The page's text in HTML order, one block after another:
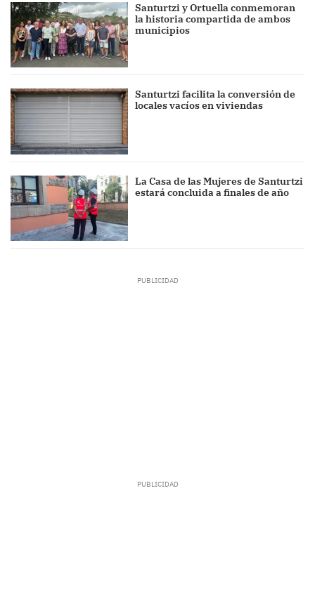
Santurtzi y Ortuella conmemoran
la historia compartida de ambos
municipios
Santurtzi facilita la conversión de
locales vacíos en viviendas
La Casa de las Mujeres de Santurtzi
estará concluida a finales de año